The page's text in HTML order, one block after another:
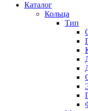
Каталог
Кольца
Тип